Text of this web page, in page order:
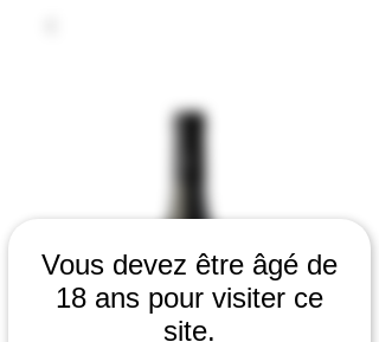
Vous devez être âgé de
18 ans pour visiter ce
site.